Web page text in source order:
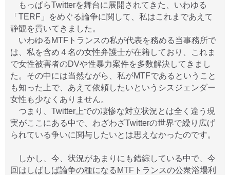
もっぱらTwitterを舞台に展開されてきた、いわゆる
「TERF」をめぐる論争に関して、私はこれまであえて
静観を貫いてきました。
いわゆるMTFトランスの私が代表を務める当事務所で
は、私を含め４名の女性弁護士が在籍しており、これま
で女性被害者のDVや性暴力案件を多数解決してきまし
た。その中には当然ながら、私がMTFであるということ
も知った上で、あえて依頼したいというシスジェンダー
女性も少なくありません。
つまり、Twitter上での凄惨な対立状況とは全く違う現
実がここにある中で、わざわざTwitterの世界で繰り広げ
られている争いに関与したいとは思えなかったのです。
しかし、今、状況があまりにも錯綜している中で、今
回はしばしば論争の種になるMTFトランスの公衆浴場利